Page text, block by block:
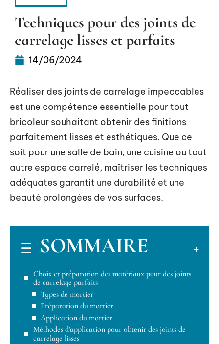
Techniques pour des joints de
carrelage lisses et parfaits
14/06/2024
Réaliser des joints de carrelage impeccables
est une compétence essentielle pour tout
bricoleur souhaitant obtenir des finitions
parfaitement lisses et esthétiques. Que ce
soit pour une salle de bain, une cuisine ou tout
autre espace carrelé, maîtriser les techniques
adéquates garantit une durabilité et une
beauté prolongées de vos surfaces.
SOMMAIRE
Choix et préparation des matériaux pour des joints
de carrelage parfaits
Types de mortier
Préparation du mortier
Application du mortier
Méthodes d’application pour obtenir des joints de
carrelage lisses